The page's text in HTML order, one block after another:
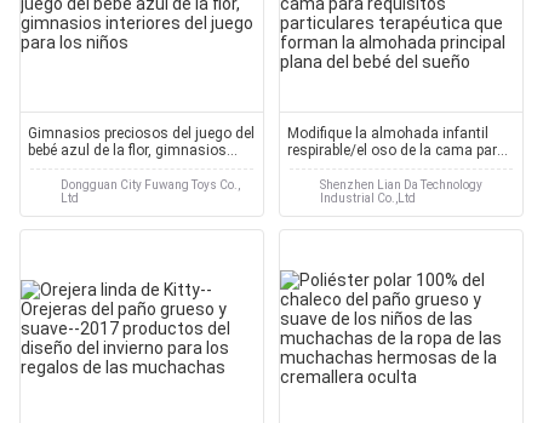
Gimnasios preciosos del juego del
bebé azul de la flor, gimnasios
interiores del juego para los niños
Dongguan City Fuwang Toys Co.,
Ltd
Modifique la almohada infantil
respirable/el oso de la cama para
requisitos particulares terapéutica
que forman la almohada principal
plana del bebé del sueño
Shenzhen Lian Da Technology
Industrial Co.,Ltd